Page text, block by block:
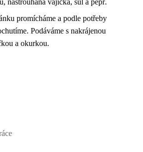
promícháme a podle potřeby
Podáváme s nakrájenou
a okurkou.